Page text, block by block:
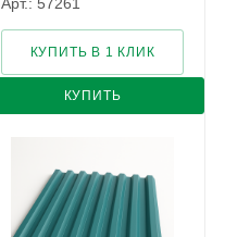
КУПИТЬ
КУПИТЬ В 1 КЛИК